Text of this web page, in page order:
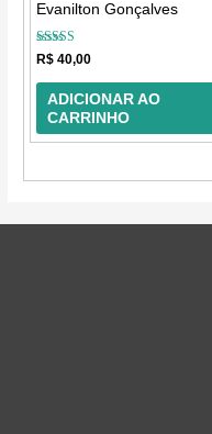
Evanilton Gonçalves
Avaliação
5.00
de 5
R$ 40,00
ADICIONAR AO
CARRINHO